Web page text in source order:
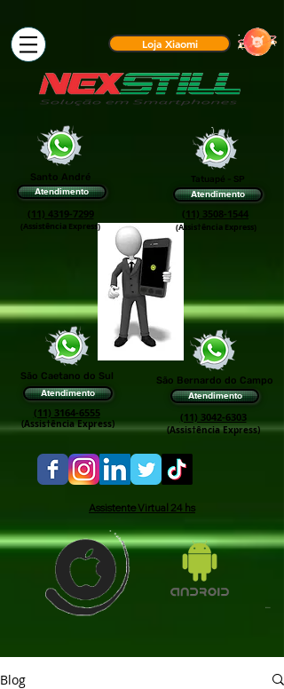
Loja Xiaomi
Santo André
Atendimento
(11) 4319-7299
(Assistência Express)
Tatuapé - SP
Atendimento
(11) 3508-1544
(Assis†ência Express)
São Bernardo do Campo
Atendimento
(11) 3042-6303
(Assis†ência Express)
São Caetano do Sul
Atendimento
(11) 3164-6555
(Assis†ência Express)
Assistente Virtual 24 hs
Blog